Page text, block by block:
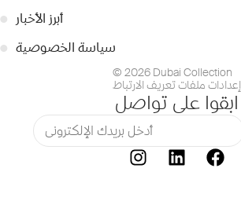
●
أبرز الأخبار
● سياسة الخصوصية
© 2026 Dubai Collection
إعدادات ملفات تعريف الارتباط
ابقوا على تواصل